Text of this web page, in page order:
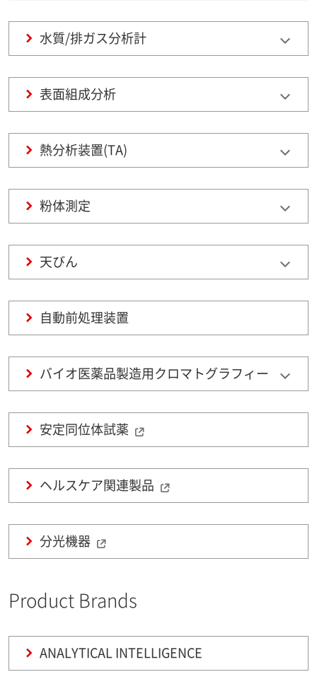
水質/排ガス分析計
表面組成分析
熱分析装置(TA)
粉体測定
天びん
自動前処理装置
バイオ医薬品製造用クロマトグラフィー
安定同位体試薬
ヘルスケア関連製品
分光機器
Product Brands
ANALYTICAL INTELLIGENCE